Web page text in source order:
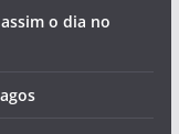
o dia no